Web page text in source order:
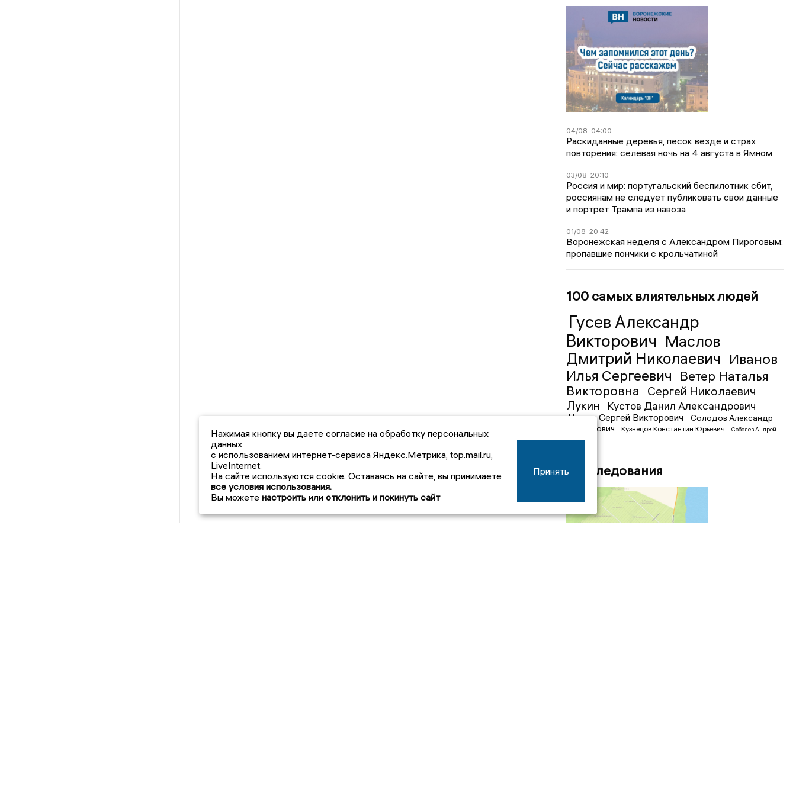
04/08 04:00
Раскиданные деревья, песок везде и страх
повторения: селевая ночь на 4 августа в Ямном
03/08 20:10
Россия и мир: португальский беспилотник сбит,
россиянам не следует публиковать свои данные
и портрет Трампа из навоза
01/08 20:42
Воронежская неделя с Александром Пироговым:
пропавшие пончики с крольчатиной
100 самых влиятельных людей
Гусев Александр
Викторович Маслов
Дмитрий Николаевич Иванов
Илья Сергеевич
Ветер Наталья
Викторовна
Сергей Николаевич
Лукин
Кустов Данил Александрович
Чижов Сергей Викторович
Солодов Александр
Михайлович
Кузнецов Константин Юрьевич
Соболев Андрей
Иванович
Расследования
Нажимая кнопку вы даете согласие на обработку персональных
данных
с использованием интернет-сервиса Яндекс.Метрика, top.mail.ru,
LiveInternet.
На сайте используются cookie. Оставаясь на сайте, вы принимаете
все условия использования.
Вы можете настроить или отклонить и покинуть сайт
Принять